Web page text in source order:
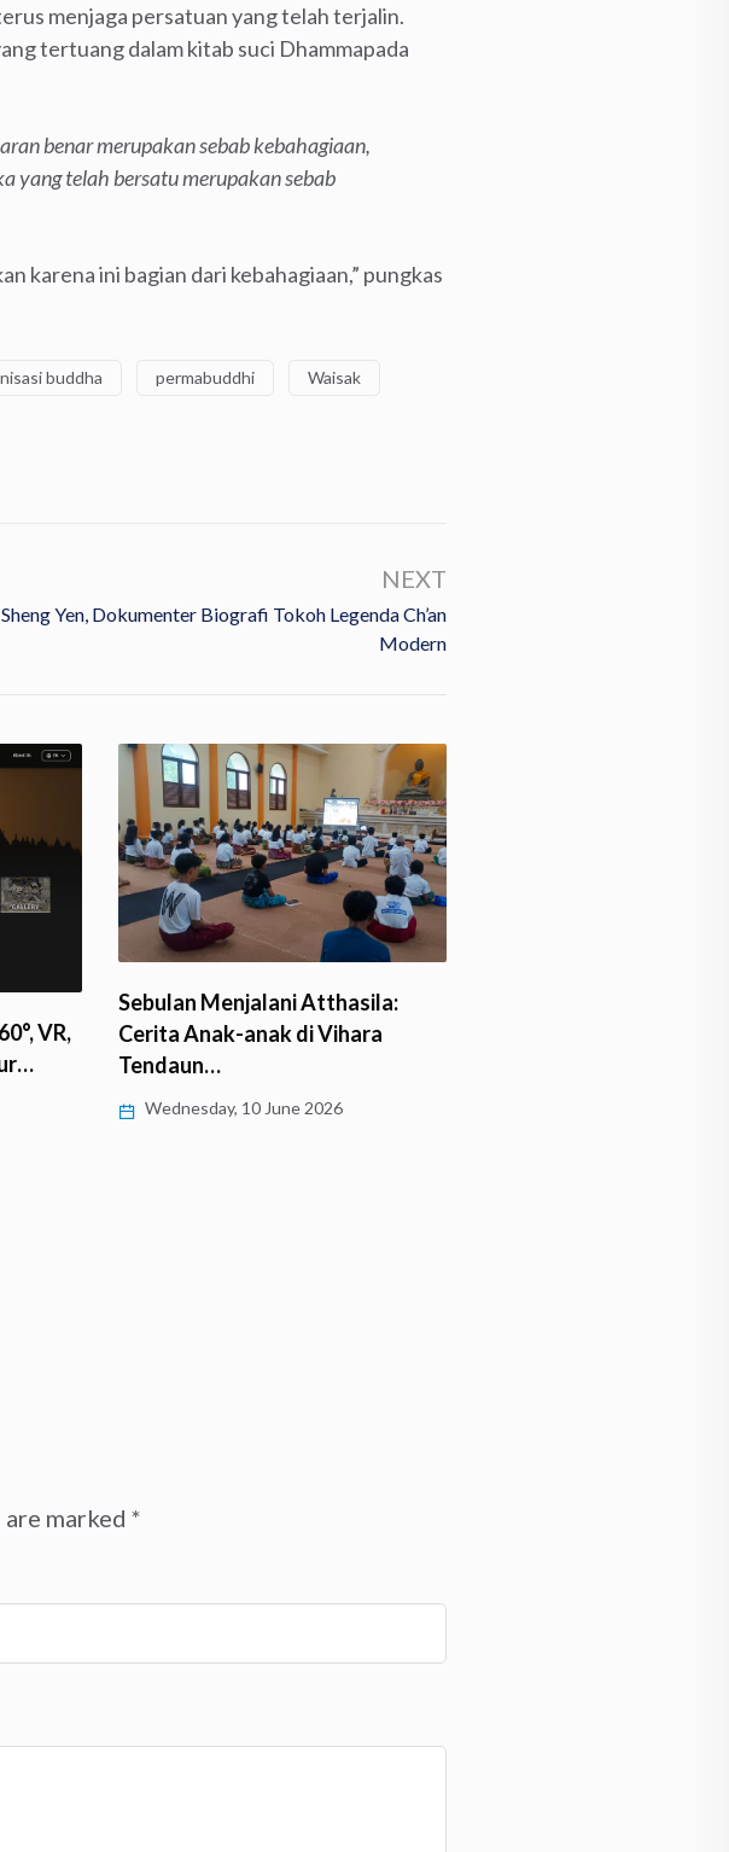
menjaga persatuan yang telah terjalin.
tertuang dalam kitab suci Dhammapada
benar merupakan sebab kebahagiaan,
yang telah bersatu merupakan sebab
karena ini bagian dari kebahagiaan,” pungkas
buddha permabuddhi Waisak
NEXT
Yen, Dokumenter Biografi Tokoh Legenda Ch’an
Modern
1.200 Umat Buddha Hadir dalam
Pengecoran Rupang Buddha…
Sunday, 24 May 2026
marked *